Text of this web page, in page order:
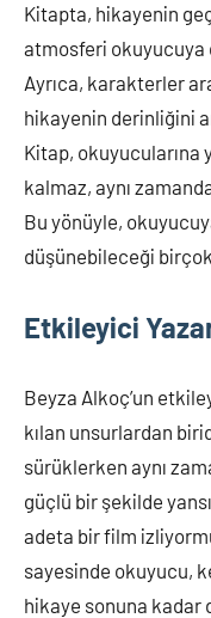
Kitapta, hikayenin
atmosferi okuyucuya
Ayrıca, karakterler
hikayenin derinliğini
Kitap, okuyucularına
kalmaz, aynı
Bu yönüyle,
düşünebileceği birçok
Etkileyici
Beyza Alkoç’un
kılan unsurlardan
sürüklerken aynı
güçlü bir şekilde
adeta bir film
sayesinde okuyucu,
hikaye sonuna